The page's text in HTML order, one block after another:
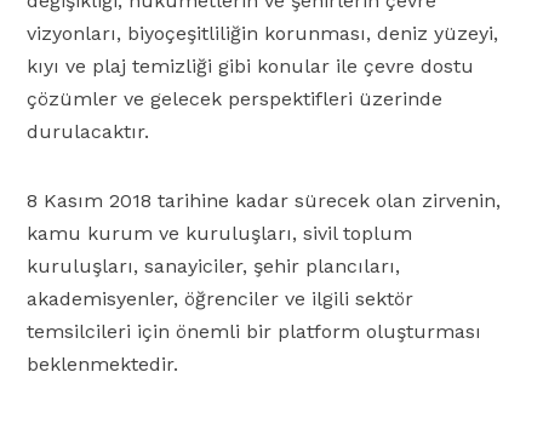
vizyonları, biyoçeşitliliğin korunması, deniz yüzeyi,
kıyı ve plaj temizliği gibi konular ile çevre dostu
çözümler ve gelecek perspektifleri üzerinde
durulacaktır.
8 Kasım 2018 tarihine kadar sürecek olan zirvenin,
kamu kurum ve kuruluşları, sivil toplum
kuruluşları, sanayiciler, şehir plancıları,
akademisyenler, öğrenciler ve ilgili sektör
temsilcileri için önemli bir platform oluşturması
beklenmektedir.